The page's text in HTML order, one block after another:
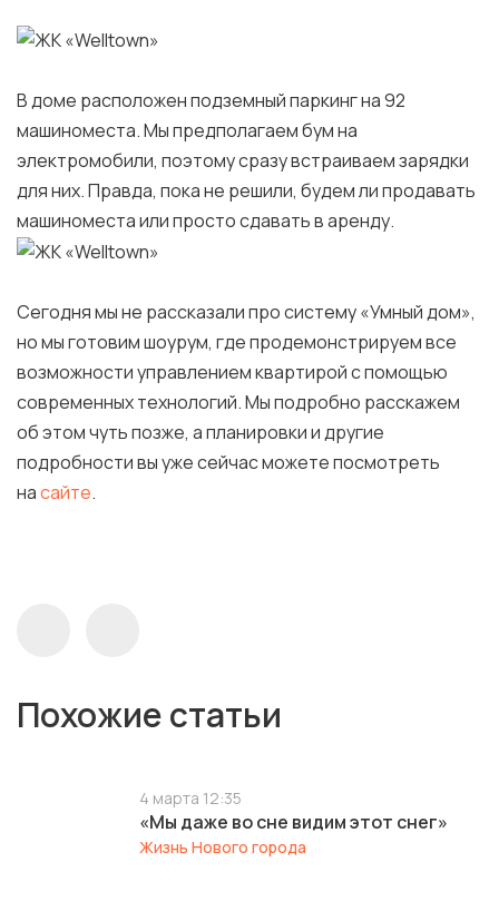
В доме расположен подземный паркинг на 92
машиноместа. Мы предполагаем бум на
электромобили, поэтому сразу встраиваем зарядки
для них. Правда, пока не решили, будем ли продавать
машиноместа или просто сдавать в аренду.
Сегодня мы не рассказали про систему «Умный дом»,
но мы готовим шоурум, где продемонстрируем все
возможности управлением квартирой с помощью
современных технологий. Мы подробно расскажем
об этом чуть позже, а планировки и другие
подробности вы уже сейчас можете посмотреть
насайте.
Похожие статьи
4 марта 12:35
«Мы даже во сне видим этот снег»
Жизнь Нового города